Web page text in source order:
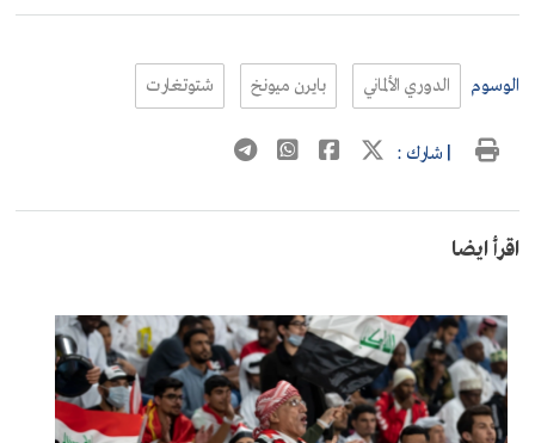
الوسوم الدوري الألماني بايرن ميونخ شتوتغارت
| شارك :
اقرأ ايضا